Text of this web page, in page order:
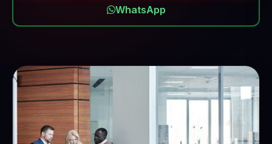
WhatsApp